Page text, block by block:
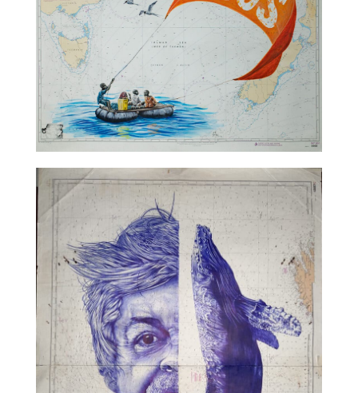
TALC02-17 – Sam Guillemot